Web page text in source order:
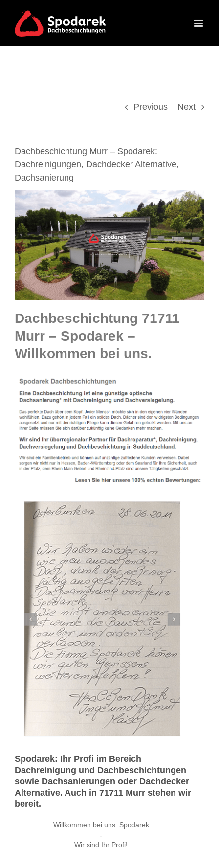
content
Previous Next
Dachbeschichtung Murr – Spodarek:
Dachreinigungen, Dachdecker Alternative,
Dachsanierung
Dachbeschichtung 71711
Murr – Spodarek –
Willkommen bei uns.
Spodarek: Ihr Profi im Bereich
Dachreinigung und Dachbeschichtungen
sowie Dachsanierungen oder Dachdecker
Alternative. Auch in 71711 Murr stehen wir
bereit.
Willkommen bei uns. Spodarek
-
Wir sind Ihr Profi!